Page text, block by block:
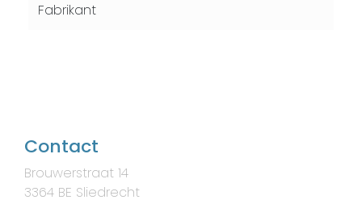
Fabrikant
Contact
Brouwerstraat 14
3364 BE Sliedrecht